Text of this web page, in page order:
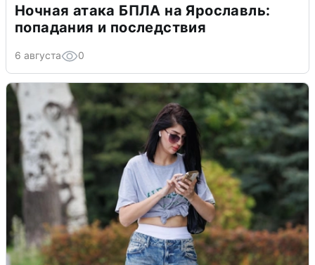
Ночная атака БПЛА на Ярославль:
попадания и последствия
6 августа 0